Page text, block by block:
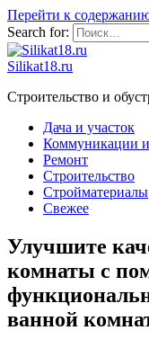
Перейти к
Search for:
Silikat18.ru
Строительство и
Дача и участок
Коммуникации
Ремонт
Строительство
Стройматериалы
Свежее
Улучшите
комнаты с
ванной